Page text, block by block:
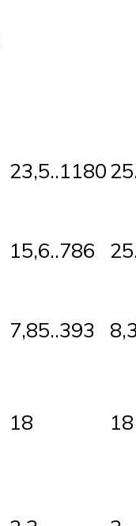
23,5..1180
15,6..786
7,85..393
18 18